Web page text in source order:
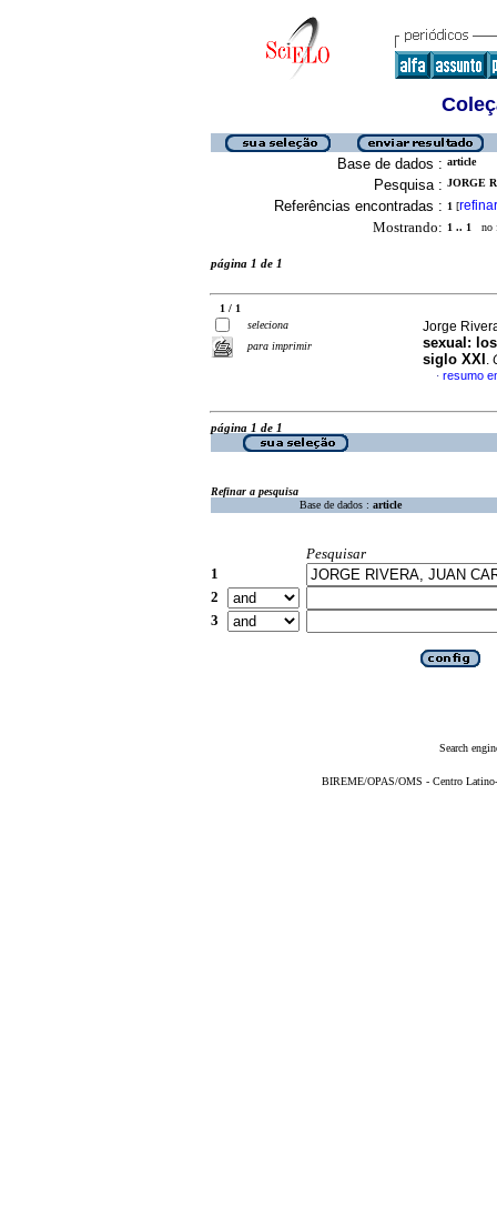
Base de dados : article
Pesquisa : JORGE
Referências encontradas : 1 [refinar
Mostrando: 1 .. 1 no
página 1 de 1
1 / 1
seleciona
para imprimir
Jorge
sexual :
siglo XXI .
· resumo
página 1 de 1
Refinar a pesquisa
Base de dados : article
Pesquisar
1
2
3
Search
BIREME/OPAS/OMS - Centro Latino-